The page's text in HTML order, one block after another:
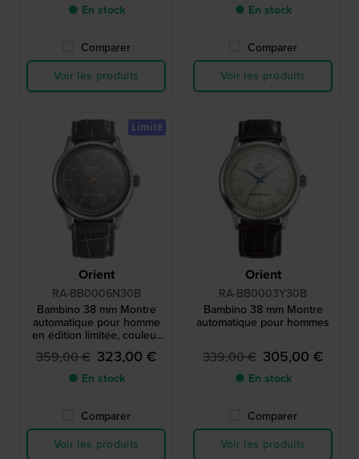
● En stock
Comparer
Voir les produits
● En stock
Comparer
Voir les produits
Orient
RA-BB0006N30B
Bambino 38 mm Montre
automatique pour homme
en édition limitée, couleur
grise.
359,00 € 323,00 €
● En stock
Comparer
Voir les produits
Limité
Orient
RA-BB0003Y30B
Bambino 38 mm Montre
automatique pour hommes
339,00 € 305,00 €
● En stock
Comparer
Voir les produits